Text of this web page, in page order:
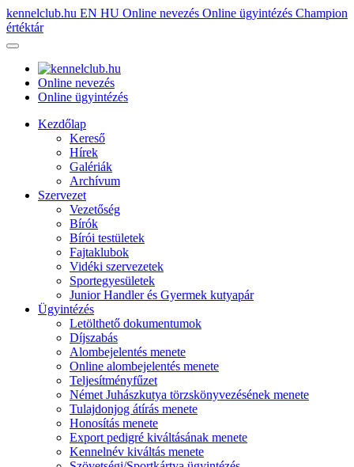
kennelclub.hu EN HU Online nevezés Online ügyintézés Champion
értéktár
Online nevezés
Online ügyintézés
Kezdőlap
Kereső
Hírek
Galériák
Archívum
Szervezet
Vezetőség
Bírók
Bírói testületek
Fajtaklubok
Vidéki szervezetek
Sportegyesületek
Junior Handler és Gyermek kutyapár
Ügyintézés
Letölthető dokumentumok
Díjszabás
Alombejelentés menete
Online alombejelentés menete
Teljesítményfűzet
Német Juhászkutya törzskönyvezésének menete
Tulajdonjog átírás menete
Honosítás menete
Export pedigré kiváltásának menete
Kennelnév kiváltás menete